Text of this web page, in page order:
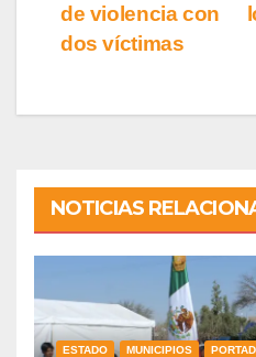
de violencia con
dos víctimas
NOTICIAS
ESTADO MUNICIPIOS